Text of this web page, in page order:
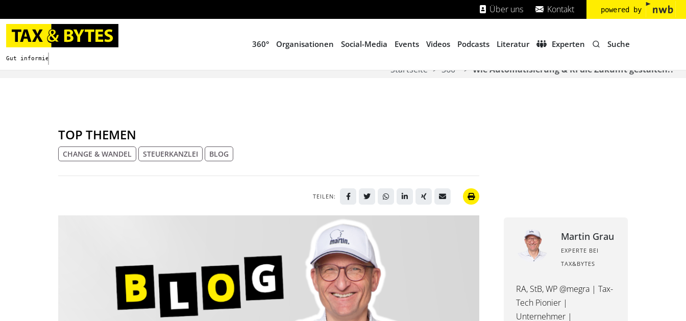
Über uns Kontakt powered by
Gut informieren. Besser digitalisieren.
360° Organisationen Social-Media Events Videos Podcasts Literatur Experten Suche
Startseite 360° Wie Automatisierung & KI die Zukunft gestalten!?
TOP THEMEN
CHANGE & WANDEL STEUERKANZLEI BLOG
TEILEN:
Martin Grau
EXPERTE BEI
TAX&BYTES
RA, StB, WP @megra | Tax-
Tech Pionier |
Unternehmer |